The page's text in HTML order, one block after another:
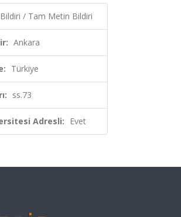
Bildiri / Tam Metin Bildiri
Ankara
Türkiye
ss.73
Adresli: Evet